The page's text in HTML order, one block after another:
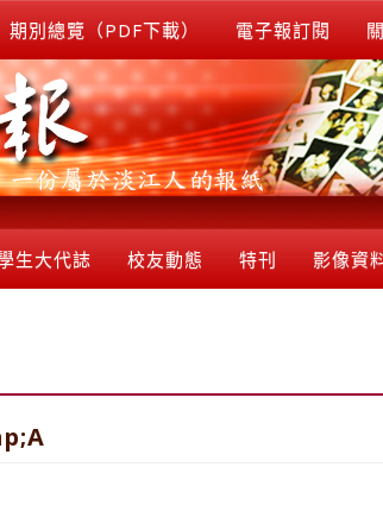
期別總覽（PDF下載） 電子報訂閱
生大代誌 校友動態 特刊 影像資